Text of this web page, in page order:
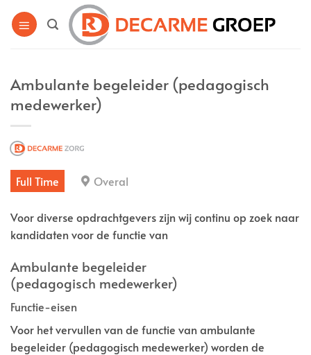
naar
Ambulante begeleider (pedagogisch
medewerker)
Full Time Overal
Voor diverse opdrachtgevers zijn wij continu op zoek naar
kandidaten voor de functie van
Ambulante begeleider
(pedagogisch medewerker)
Functie-eisen
Voor het vervullen van de functie van ambulante
begeleider (pedagogisch medewerker) worden de